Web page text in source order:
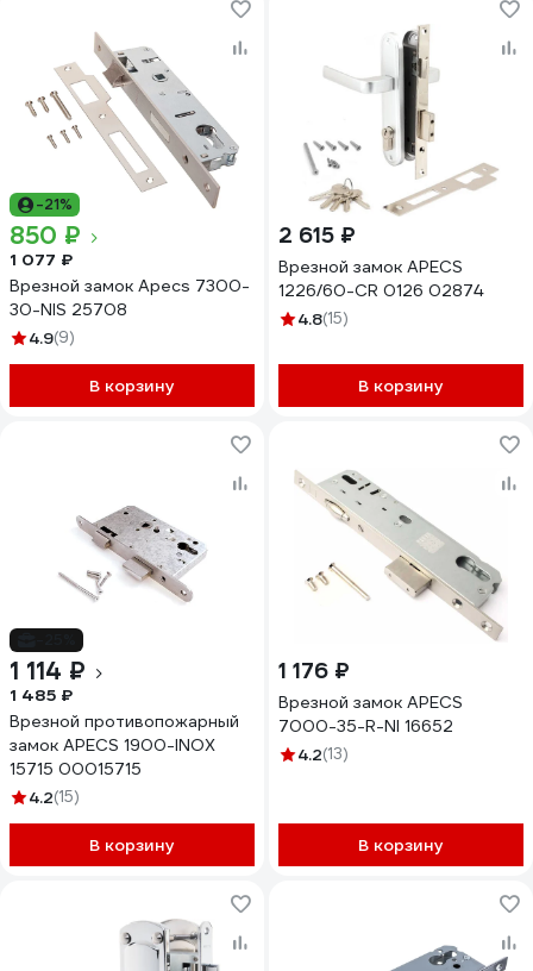
-21%
850 ₽
1 077 ₽
Врезной замок Apecs 7300-
30-NIS 25708
4.9(9)
В корзину
2 615 ₽
Врезной замок APECS
1226/60-CR 0126 02874
4.8(15)
В корзину
1 114 ₽
1 485 ₽
Врезной противопожарный
замок APECS 1900-INOX
15715 00015715
4.2(15)
В корзину
1 176 ₽
Врезной замок APECS
7000-35-R-NI 16652
4.2(13)
В корзину